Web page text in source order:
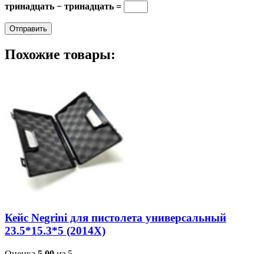
тринадцать − тринадцать =
Похожие товары:
Кейс Negrini для пистолета универсальный
23.5*15.3*5 (2014X)